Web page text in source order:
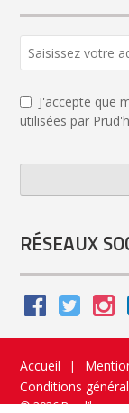
J'accepte que
utilisées par
RÉSEAUX
Accueil |
Conditions
© 2026